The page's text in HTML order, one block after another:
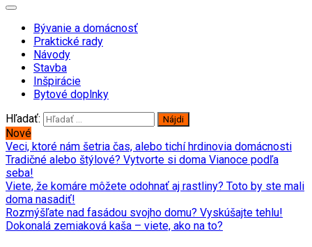
Bývanie a domácnosť
Praktické rady
Návody
Stavba
Inšpirácie
Bytové doplnky
Hľadať:
Nové
Veci, ktoré nám šetria čas, alebo tichí hrdinovia domácnosti
Tradičné alebo štýlové? Vytvorte si doma Vianoce podľa
seba!
Viete, že komáre môžete odohnať aj rastliny? Toto by ste mali
doma nasadiť!
Rozmýšľate nad fasádou svojho domu? Vyskúšajte tehlu!
Dokonalá zemiaková kaša – viete, ako na to?